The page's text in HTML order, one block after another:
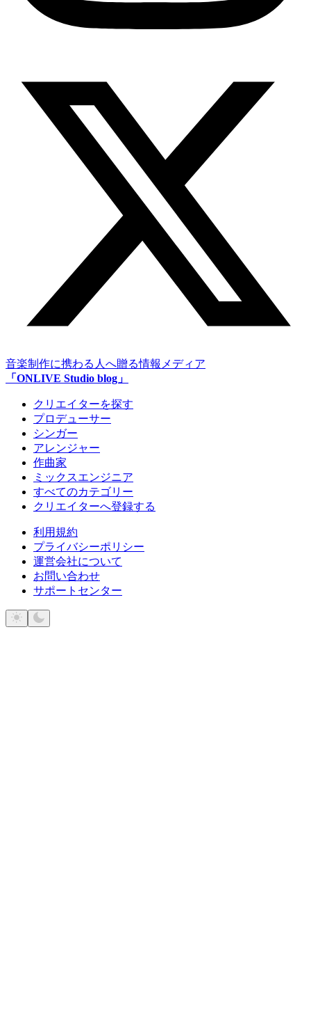
音楽制作に携わる人へ贈る情報メディア
「ONLIVE Studio blog」
クリエイターを探す
プロデューサー
シンガー
アレンジャー
作曲家
ミックスエンジニア
すべてのカテゴリー
クリエイターへ登録する
利用規約
プライバシーポリシー
運営会社について
お問い合わせ
サポートセンター